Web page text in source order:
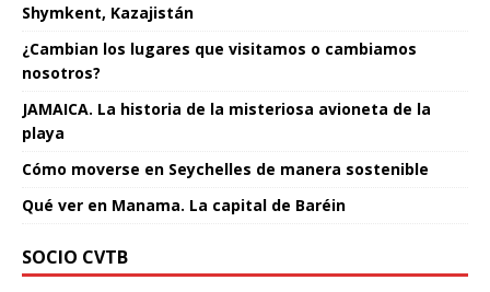
Shymkent, Kazajistán
¿Cambian los lugares que visitamos o cambiamos
nosotros?
JAMAICA. La historia de la misteriosa avioneta de la
playa
Cómo moverse en Seychelles de manera sostenible
Qué ver en Manama. La capital de Baréin
SOCIO CVTB